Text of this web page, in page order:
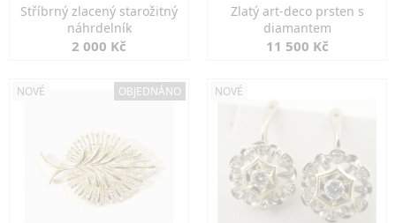
Stříbrný zlacený starožitný
náhrdelník
2 000 Kč
Zlatý art-deco prsten s
diamantem
11 500 Kč
NOVÉ OBJEDNÁNO NOVÉ